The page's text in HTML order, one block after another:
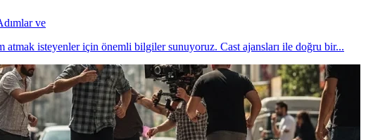
ve
atmak isteyenler için önemli bilgiler sunuyoruz. Cast ajansları ile doğru bir...